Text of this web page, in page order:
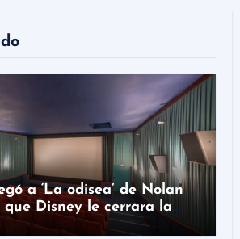
a ‘La odisea’ de Nolan
que Disney le cerrara la